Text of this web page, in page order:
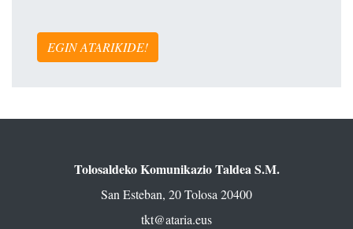
EGIN ATARIKIDE!
Tolosaldeko Komunikazio Taldea S.M.
San Esteban, 20 Tolosa 20400
tkt@ataria.eus